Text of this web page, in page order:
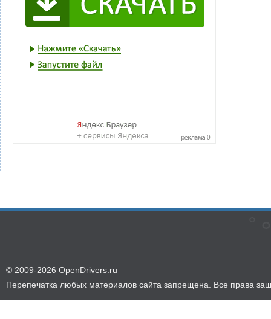
© 2009-2026 OpenDrivers.ru
Перепечатка любых материалов сайта запрещена. Все права